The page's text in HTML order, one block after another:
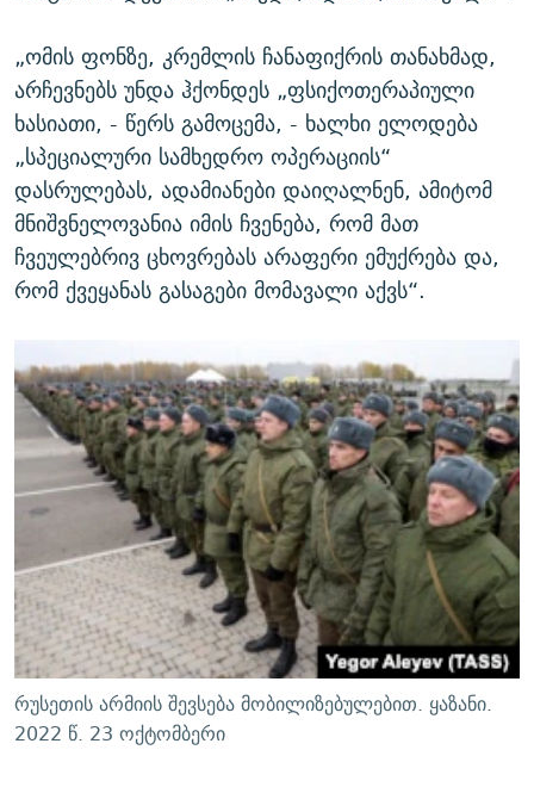
„ომის ფონზე, კრემლის ჩანაფიქრის თანახმად,
არჩევნებს უნდა ჰქონდეს „ფსიქოთერაპიული
ხასიათი, - წერს გამოცემა, - ხალხი ელოდება
„სპეციალური სამხედრო ოპერაციის“
დასრულებას, ადამიანები დაიღალნენ, ამიტომ
მნიშვნელოვანია იმის ჩვენება, რომ მათ
ჩვეულებრივ ცხოვრებას არაფერი ემუქრება და,
რომ ქვეყანას გასაგები მომავალი აქვს“.
რუსეთის არმიის შევსება მობილიზებულებით. ყაზანი.
2022 წ. 23 ოქტომბერი